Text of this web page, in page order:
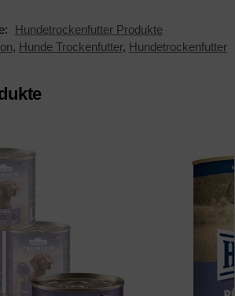
Hundetrockenfutter Produkte
, Hunde Trockenfutter, Hundetrockenfutter